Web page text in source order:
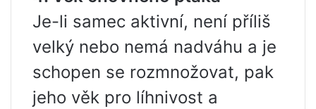
Je-li samec aktivní, není příliš
velký nebo nemá nadváhu a je
schopen se rozmnožovat, pak
jeho věk pro líhnivost a